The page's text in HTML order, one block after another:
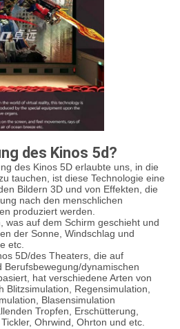
des Kinos 5d?
des Kinos 5D erlaubte uns, in die
tauchen, ist diese Technologie eine
Bildern 3D und von Effekten, die
nach den menschlichen
produziert werden.
was auf dem Schirm geschieht und
der Sonne, Windschlag und
etc.
5D/des Theaters, die auf
Berufsbewegung/dynamischen
hat verschiedene Arten von
Blitzsimulation, Regensimulation,
Blasensimulation
Tropfen, Erschütterung,
Ohrwind, Ohrton und etc.